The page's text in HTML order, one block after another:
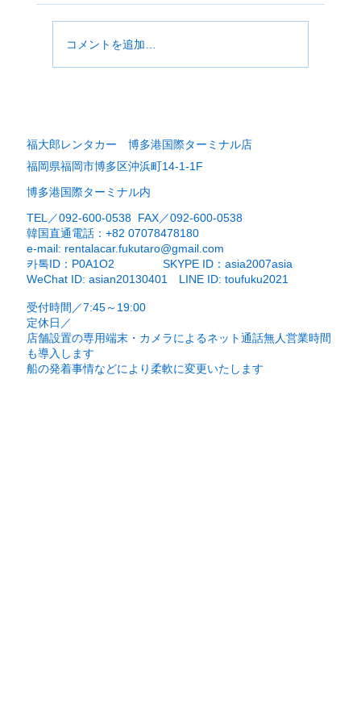
は門口水産 門口社長がなされます。
コメントを追加…
福大郎レンタカー 博多港国際ターミナル店
福岡県福岡市博多区沖浜町14-1-1F
博多港国際ターミナル内
TEL／092-600-0538 FAX／092-600-0538
​韓国直通電話：+82 07078478180
e-mail: rentalacar.fukutaro@gmail.com
카톡ID：P0A1O2 SKYPE ID：asia2007asia
WeChat ID: asian20130401 LINE ID: toufuku2021
受付時間／7:45～19:00
定休日／
​店舗設置の専用端末・カメラによるネット通話無人営業時間
も導入します
​船の発着事情などにより柔軟に変更いたします